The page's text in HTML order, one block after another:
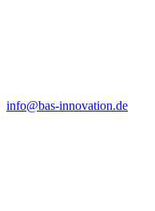
info@bas-innovation.de